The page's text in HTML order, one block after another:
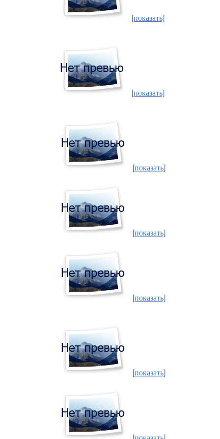
[показать]
[показать]
[показать]
[показать]
[показать]
[показать]